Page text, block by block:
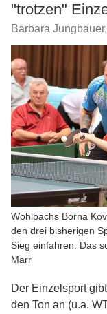
"trotzen"
Barbara Jungbauer,
Wohlbachs Borna
den drei bisherigen
Sieg einfahren. Das
Marr
Der Einzelsport
den Ton an (u.a.